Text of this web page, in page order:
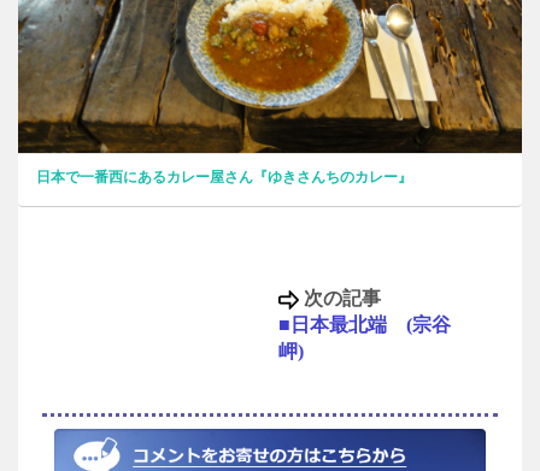
日本で一番西にあるカレー屋さん『ゆきさんちのカレー』
次の記事
■日本最北端 (宗谷
岬)